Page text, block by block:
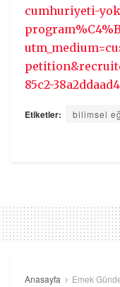
cumhuriyeti-
85c2-
Etiketler: bilimsel
Anasayfa Emek